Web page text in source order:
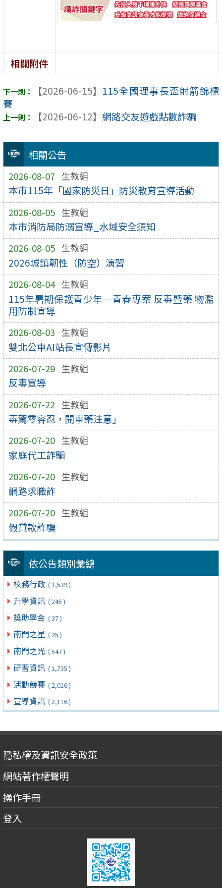
相關公告
2026-08-07 生教組
本市115年「國家防災日」防災教育宣導活動
2026-08-05 生教組
本市消防局防溺宣導_水域安全須知
2026-08-05 生教組
2026城鎮韌性（防空）演習
2026-08-04 生教組
115年暑期保護青少年—青春專案 反毒暨藥 物濫
用防制宣導
2026-08-03 生教組
雙北公車AI站長宣傳影片
2026-07-29 生教組
反毒宣導
2026-07-22 生教組
毒駕零容忍，開車藥注意」
2026-07-20 生教組
家庭代工詐騙
2026-07-20 生教組
網路求職詐
2026-07-20 生教組
假貸款詐騙
依公告類別彙總
校務行政 ( 1,539 )
升學資訊 ( 245 )
獎助學金 ( 37 )
南門之星 ( 25 )
南門之光 ( 547 )
研習資訊 ( 1,735 )
活動競賽 ( 2,016 )
宣導資訊 ( 2,116 )
相關附件
【2026-06-15】 115全國理事長盃射箭錦標
賽
【2026-06-12】 網路交友遊戲點數詐騙
隱私權及資訊安全政策
網站著作權聲明
操作手冊
登入